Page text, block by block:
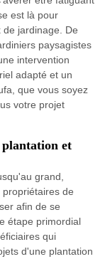
est là pour
jardinage. De
paysagistes
intervention
adapté et un
que vous soyez
votre projet
et
grand,
de
afin de se
étape primordial
qui
d'une plantation